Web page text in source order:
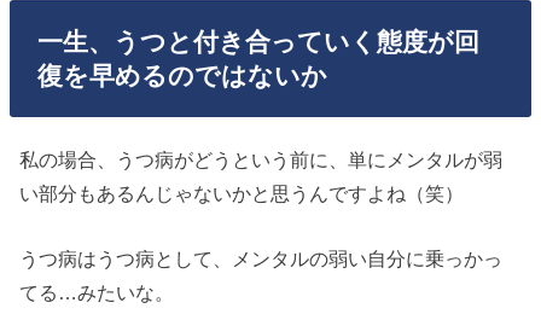
一生、うつと付き合っていく態度が回
復を早めるのではないか
私の場合、うつ病がどうという前に、単にメンタルが弱
い部分もあるんじゃないかと思うんですよね（笑）
うつ病はうつ病として、メンタルの弱い自分に乗っかっ
てる…みたいな。